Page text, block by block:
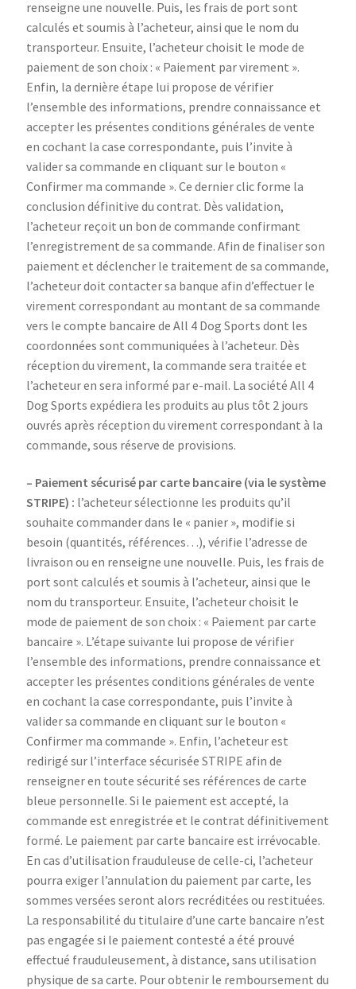
renseigne une nouvelle. Puis, les frais de port sont
calculés et soumis à l’acheteur, ainsi que le nom du
transporteur. Ensuite, l’acheteur choisit le mode de
paiement de son choix : « Paiement par virement ».
Enfin, la dernière étape lui propose de vérifier
l’ensemble des informations, prendre connaissance et
accepter les présentes conditions générales de vente
en cochant la case correspondante, puis l’invite à
valider sa commande en cliquant sur le bouton «
Confirmer ma commande ». Ce dernier clic forme la
conclusion définitive du contrat. Dès validation,
l’acheteur reçoit un bon de commande confirmant
l’enregistrement de sa commande. Afin de finaliser son
paiement et déclencher le traitement de sa commande,
l’acheteur doit contacter sa banque afin d’effectuer le
virement correspondant au montant de sa commande
vers le compte bancaire de All 4 Dog Sports dont les
coordonnées sont communiquées à l’acheteur. Dès
réception du virement, la commande sera traitée et
l’acheteur en sera informé par e-mail. La société All 4
Dog Sports expédiera les produits au plus tôt 2 jours
ouvrés après réception du virement correspondant à la
commande, sous réserve de provisions.
– Paiement sécurisé par carte bancaire (via le système
STRIPE) : l’acheteur sélectionne les produits qu’il
souhaite commander dans le « panier », modifie si
besoin (quantités, références…), vérifie l’adresse de
livraison ou en renseigne une nouvelle. Puis, les frais de
port sont calculés et soumis à l’acheteur, ainsi que le
nom du transporteur. Ensuite, l’acheteur choisit le
mode de paiement de son choix : « Paiement par carte
bancaire ». L’étape suivante lui propose de vérifier
l’ensemble des informations, prendre connaissance et
accepter les présentes conditions générales de vente
en cochant la case correspondante, puis l’invite à
valider sa commande en cliquant sur le bouton «
Confirmer ma commande ». Enfin, l’acheteur est
redirigé sur l’interface sécurisée STRIPE afin de
renseigner en toute sécurité ses références de carte
bleue personnelle. Si le paiement est accepté, la
commande est enregistrée et le contrat définitivement
formé. Le paiement par carte bancaire est irrévocable.
En cas d’utilisation frauduleuse de celle-ci, l’acheteur
pourra exiger l’annulation du paiement par carte, les
sommes versées seront alors recréditées ou restituées.
La responsabilité du titulaire d’une carte bancaire n’est
pas engagée si le paiement contesté a été prouvé
effectué frauduleusement, à distance, sans utilisation
physique de sa carte. Pour obtenir le remboursement du